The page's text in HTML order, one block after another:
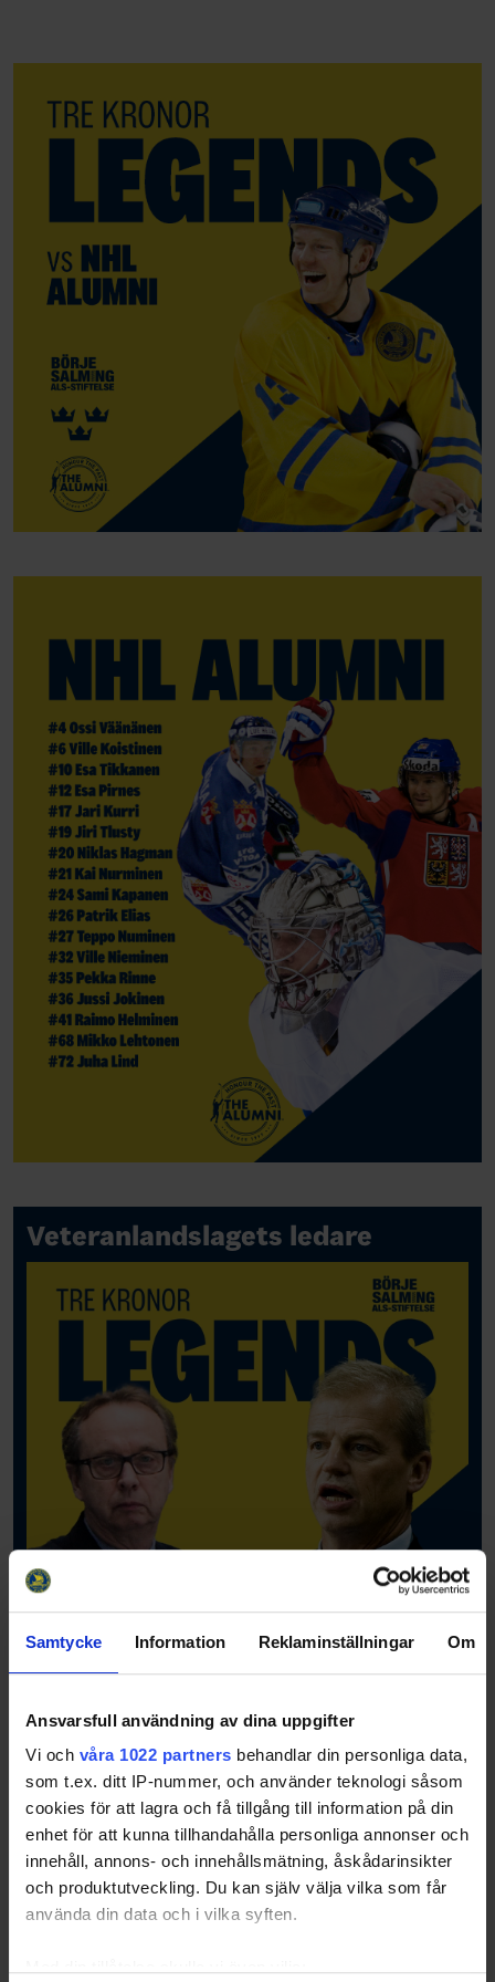
Samtycke Information Reklaminställningar Om
Ansvarsfull användning av dina uppgifter
Vi och våra 1022 partners behandlar din personliga data,
som t.ex. ditt IP-nummer, och använder teknologi såsom
cookies för att lagra och få tillgång till information på din
enhet för att kunna tillhandahålla personliga annonser och
innehåll, annons- och innehållsmätning, åskådarinsikter
och produktutveckling. Du kan själv välja vilka som får
använda din data och i vilka syften.
Veteranlandslagets ledare
Coach: Pär Mårts
Coach:Bengt-Åke Gustavsson
Coach:Markus Näslund
Fysioterapeut:Thomas Carlsson